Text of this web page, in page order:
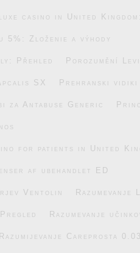
casino in United
5%: Zloženie a výhody
Přehled Porozumění
SX Prehranski
za Antabuse Generic
for patients in United
af ubehandlet ED
Ventolin
Razumevanje
Razumijevanje Careprosta